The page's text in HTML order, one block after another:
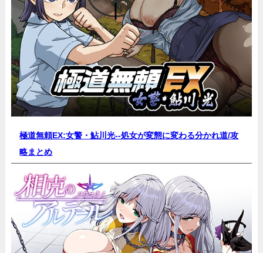
極道無頼EX:女警・鮎川光--処女が変態に変わる分かれ道/攻
略まとめ